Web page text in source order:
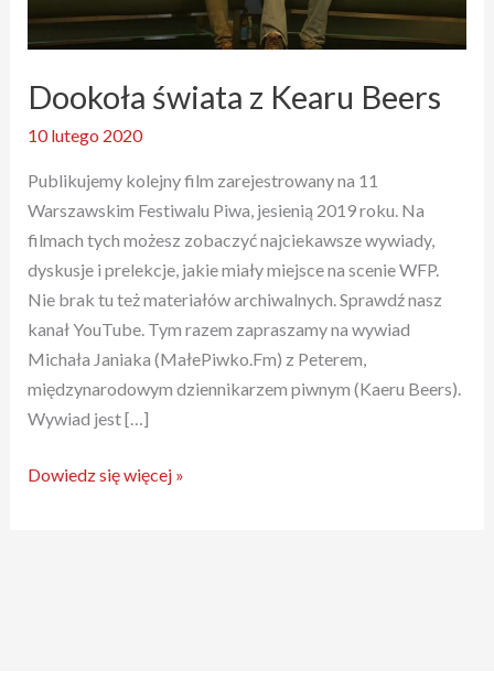
Dookoła świata z Kearu Beers
10 lutego 2020
Publikujemy kolejny film zarejestrowany na 11
Warszawskim Festiwalu Piwa, jesienią 2019 roku. Na
filmach tych możesz zobaczyć najciekawsze wywiady,
dyskusje i prelekcje, jakie miały miejsce na scenie WFP.
Nie brak tu też materiałów archiwalnych. Sprawdź nasz
kanał YouTube. Tym razem zapraszamy na wywiad
Michała Janiaka (MałePiwko.Fm) z Peterem,
międzynarodowym dziennikarzem piwnym (Kaeru Beers).
Wywiad jest […]
Dookoła
Dowiedz się więcej »